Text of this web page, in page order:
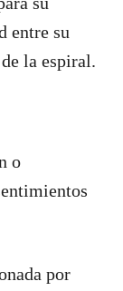
entre su
la espiral.
o
por